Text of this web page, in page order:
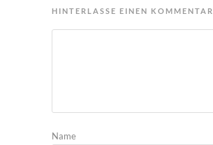
HINTERLASSE EINEN KOMMENTAR
Name